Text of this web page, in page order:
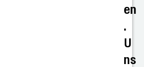
en
.
U
ns